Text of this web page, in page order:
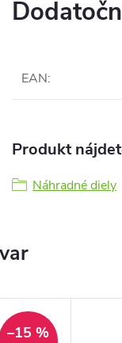
EAN:
Produkt
Náhradné diely
–15 %